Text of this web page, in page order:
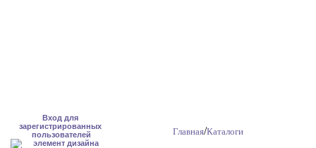
Вход для
зарегистрированных
пользователей
Главная/Каталоги